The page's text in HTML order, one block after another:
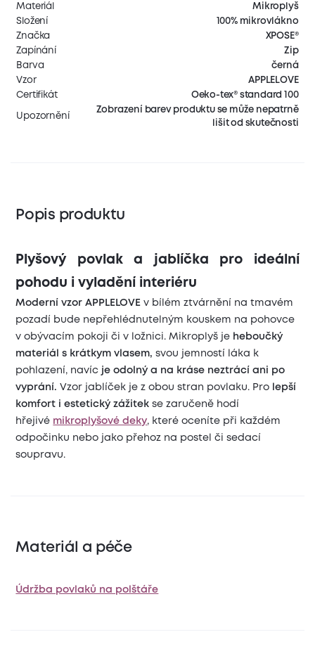
Materiál
Mikroplyš
Složení
100% mikrovlákno
Značka
XPOSE®
Zapínání
Zip
Barva
černá
Vzor
APPLELOVE
Certifikát
Oeko-tex® standard 100
Upozornění
Zobrazení barev produktu se může nepatrně
lišit od skutečnosti
Popis produktu
Plyšový povlak a jablíčka pro ideální
pohodu i vyladění interiéru
Moderní vzor APPLELOVE v bílém ztvárnění na tmavém
pozadí bude nepřehlédnutelným kouskem na pohovce
v obývacím pokoji či v ložnici. Mikroplyš je heboučký
materiál s krátkym vlasem,svou jemností láka k
pohlazení, navíc je odolný a na kráse neztrácí ani po
vyprání. Vzor jablíček je z obou stran povlaku. Pro
lepší
komfort i estetický zážitek se zaručeně hodí
hřejivé mikroplyšové deky, které oceníte při každém
odpočinku nebo jako přehoz na postel či sedací
soupravu.
Materiál a péče
Údržba povlaků na polštáře